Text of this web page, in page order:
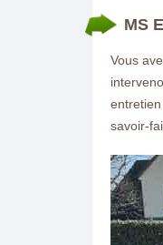
MS
Vous
savoir-